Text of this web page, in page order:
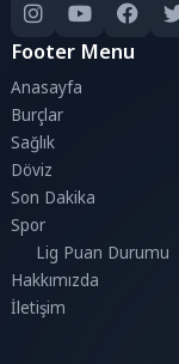
Footer Menu
Anasayfa
Burçlar
Sağlık
Döviz
Son Dakika
Spor
Lig Puan Durumu
Hakkımızda
İletişim